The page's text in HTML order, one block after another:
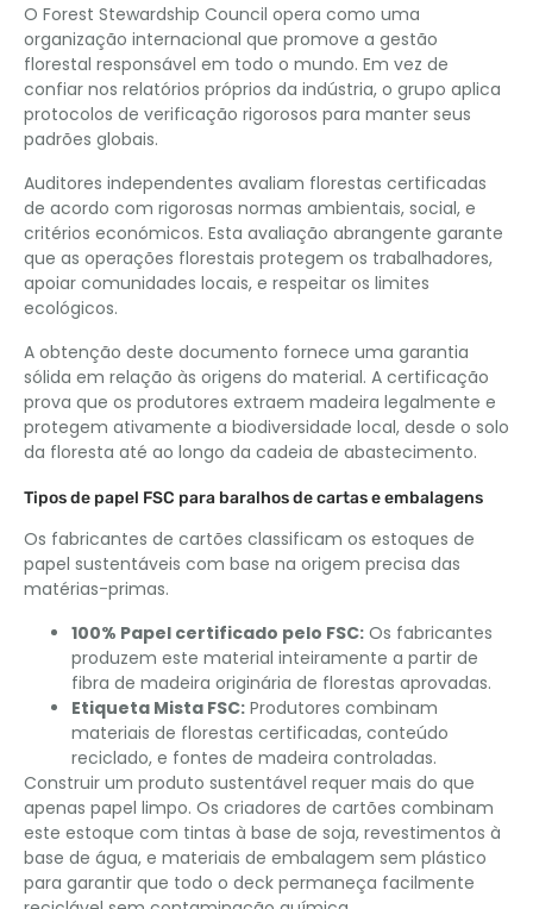
O Forest Stewardship Council opera como uma
organização internacional que promove a gestão
florestal responsável em todo o mundo. Em vez de
confiar nos relatórios próprios da indústria, o grupo aplica
protocolos de verificação rigorosos para manter seus
padrões globais.
Auditores independentes avaliam florestas certificadas
de acordo com rigorosas normas ambientais, social, e
critérios económicos. Esta avaliação abrangente garante
que as operações florestais protegem os trabalhadores,
apoiar comunidades locais, e respeitar os limites
ecológicos.
A obtenção deste documento fornece uma garantia
sólida em relação às origens do material. A certificação
prova que os produtores extraem madeira legalmente e
protegem ativamente a biodiversidade local, desde o solo
da floresta até ao longo da cadeia de abastecimento.
Tipos de papel FSC para baralhos de cartas e embalagens
Os fabricantes de cartões classificam os estoques de
papel sustentáveis ​​com base na origem precisa das
matérias-primas.
100% Papel certificado pelo FSC: Os fabricantes
produzem este material inteiramente a partir de
fibra de madeira originária de florestas aprovadas.
Etiqueta Mista FSC: Produtores combinam
materiais de florestas certificadas, conteúdo
reciclado, e fontes de madeira controladas.
Construir um produto sustentável requer mais do que
apenas papel limpo. Os criadores de cartões combinam
este estoque com tintas à base de soja, revestimentos à
base de água, e materiais de embalagem sem plástico
para garantir que todo o deck permaneça facilmente